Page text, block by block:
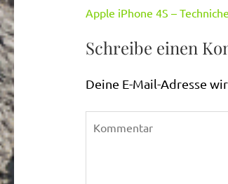
Apple iPhone 4S –
Schreibe einen
Deine E-Mail-Adresse